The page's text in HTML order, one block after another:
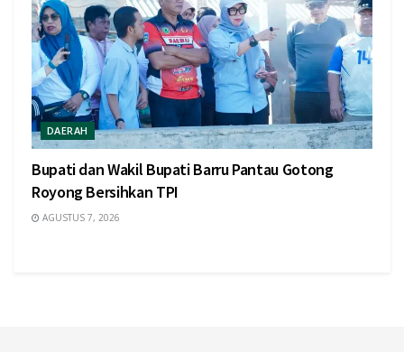
DAERAH
Bupati dan Wakil Bupati Barru Pantau Gotong
Royong Bersihkan TPI
AGUSTUS 7, 2026